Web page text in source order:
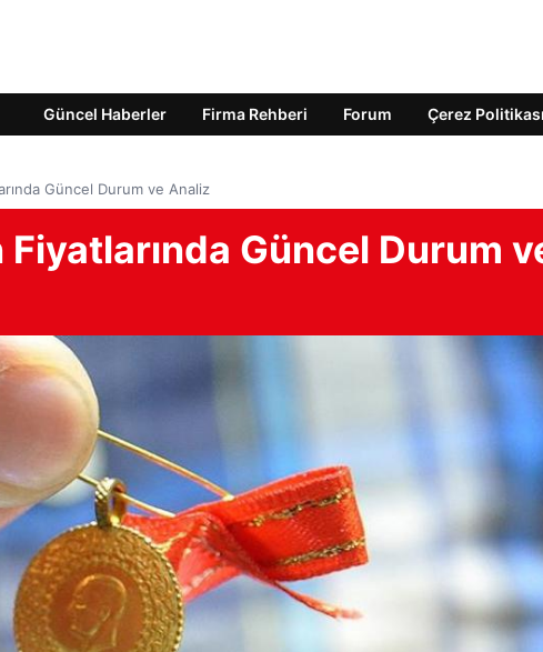
Güncel Haberler Firma Rehberi Forum Çerez Politikası
Güncel Durum ve Analiz
Güncel Durum